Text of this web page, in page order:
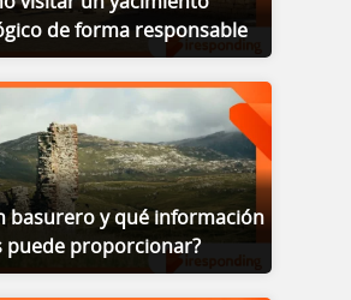
de forma responsable
basurero y qué información
puede proporcionar?